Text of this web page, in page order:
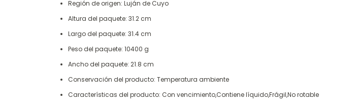
Región de origen: Luján de Cuyo
Altura del paquete: 31.2 cm
Largo del paquete: 31.4 cm
Peso del paquete: 10400 g
Ancho del paquete: 21.8 cm
Conservación del producto: Temperatura ambiente
Características del producto: Con vencimiento,Contiene líquido,Frágil,No rotable